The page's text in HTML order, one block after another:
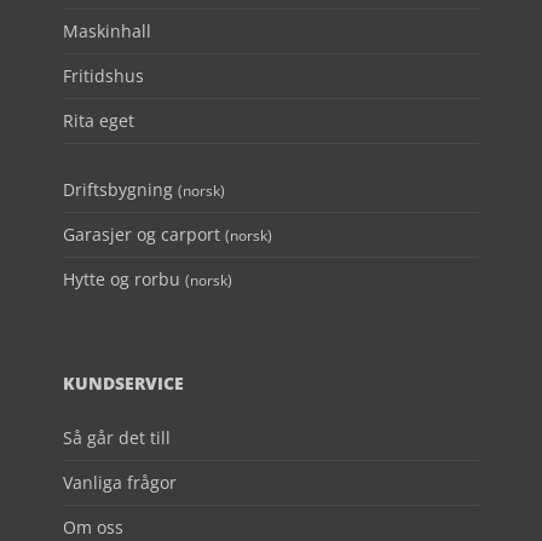
Maskinhall
Fritidshus
Rita eget
Driftsbygning(norsk)
Garasjer og carport(norsk)
Hytte og rorbu(norsk)
KUNDSERVICE
Så går det till
Vanliga frågor
Om oss